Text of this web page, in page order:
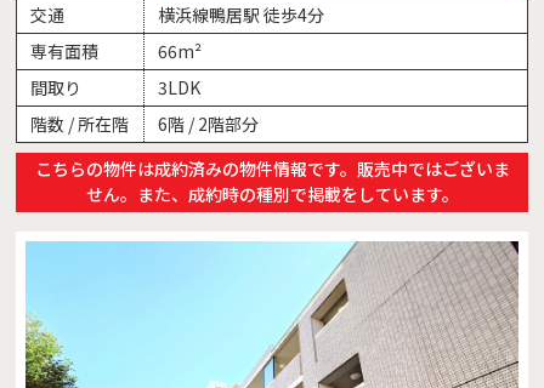
交通
横浜線鴨居駅 徒歩4分
専有面積
66m²
間取り
3LDK
階数 / 所在階
6階 / 2階部分
こちらの物件は成約済みの物件情報です。販売中ではございま
せん。また、成約時の種別で掲載をしています。